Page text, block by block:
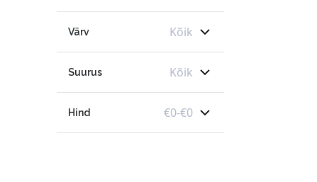
Värv Kõik
Suurus Kõik
Hind €0-€0